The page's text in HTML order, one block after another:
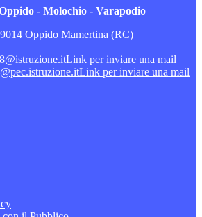
- Molochio - Varapodio
Oppido Mamertina (RC)
Link per inviare una mail
Link per inviare una mail